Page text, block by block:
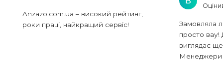
Anzazo.com.ua – високий рейтинг,
роки праці, найкращий сервіс!
Замовляла
просто вау!
виглядає
Менеджери